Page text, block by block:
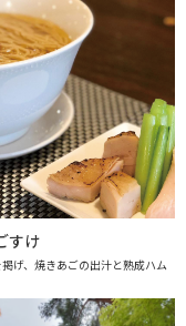
すけ
掲げ、焼きあごの出汁と熟成ハム